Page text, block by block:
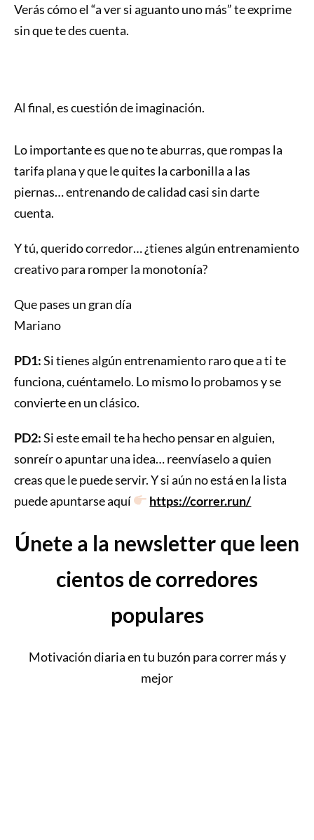
Verás cómo el “a ver si aguanto uno más” te exprime
sin que te des cuenta.
Al final, es cuestión de imaginación.
Lo importante es que no te aburras, que rompas la
tarifa plana y que le quites la carbonilla a las
piernas… entrenando de calidad casi sin darte
cuenta.
Y tú, querido corredor… ¿tienes algún entrenamiento
creativo para romper la monotonía?
Que pases un gran día
Mariano
PD1:Si tienes algún entrenamiento raro que a ti te
funciona, cuéntamelo. Lo mismo lo probamos y se
convierte en un clásico.
PD2:Si este email te ha hecho pensar en alguien,
sonreír o apuntar una idea… reenvíaselo a quien
creas que le puede servir. Y si aún no está en la lista
puede apuntarse aquí
https://correr.run/
Únete a la newsletter que leen
cientos de corredores
populares
Motivación diaria en tu buzón para correr más y
mejor